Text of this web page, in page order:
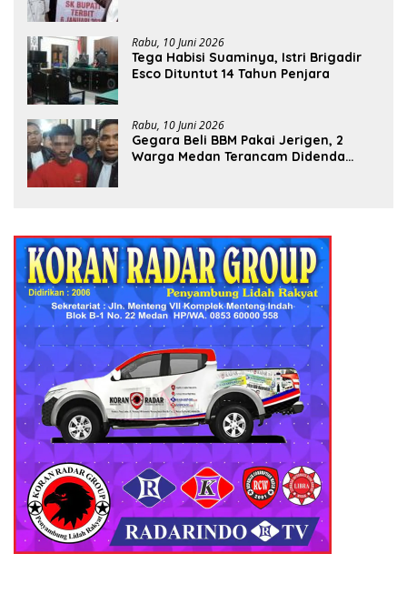
Rabu, 10 Juni 2026
Tega Habisi Suaminya, Istri Brigadir
Esco Dituntut 14 Tahun Penjara
Rabu, 10 Juni 2026
Gegara Beli BBM Pakai Jerigen, 2
Warga Medan Terancam Didenda